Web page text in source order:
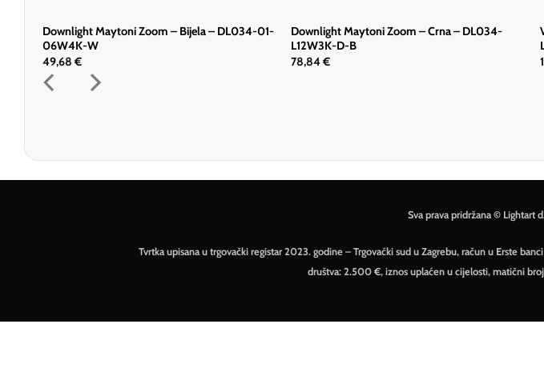
Downlight Maytoni Zoom – Bijela – DL034-01-
06W4K-W
49,68 €
Downlight Maytoni Zoom – Crna – DL034-
L12W3K-D-B
78,84€
Sva prava pridržana © Lightart
Tvrtka upisana u trgovački registar 2023. godine – Trgovački sud u Zagrebu, račun u Erste
društva: 2.500 €, iznos uplaćen u cijelosti, matični